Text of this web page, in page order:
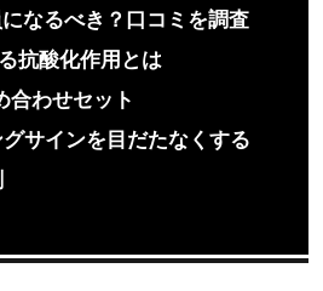
なるべき？口コミを調査
抗酸化作用とは
合わせセット
サインを目だたなくする